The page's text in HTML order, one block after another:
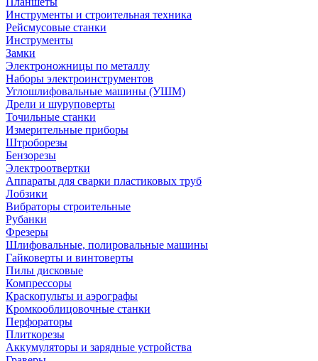
Инструменты и строительная техника
Рейсмусовые станки
Инструменты
Замки
Электроножницы по металлу
Наборы электроинструментов
Углошлифовальные машины (УШМ)
Дрели и шуруповерты
Точильные станки
Измерительные приборы
Штроборезы
Бензорезы
Электроотвертки
Аппараты для сварки пластиковых труб
Лобзики
Вибраторы строительные
Рубанки
Фрезеры
Шлифовальные, полировальные машины
Гайковерты и винтоверты
Пилы дисковые
Компрессоры
Краскопульты и аэрографы
Кромкооблицовочные станки
Перфораторы
Плиткорезы
Аккумуляторы и зарядные устройства